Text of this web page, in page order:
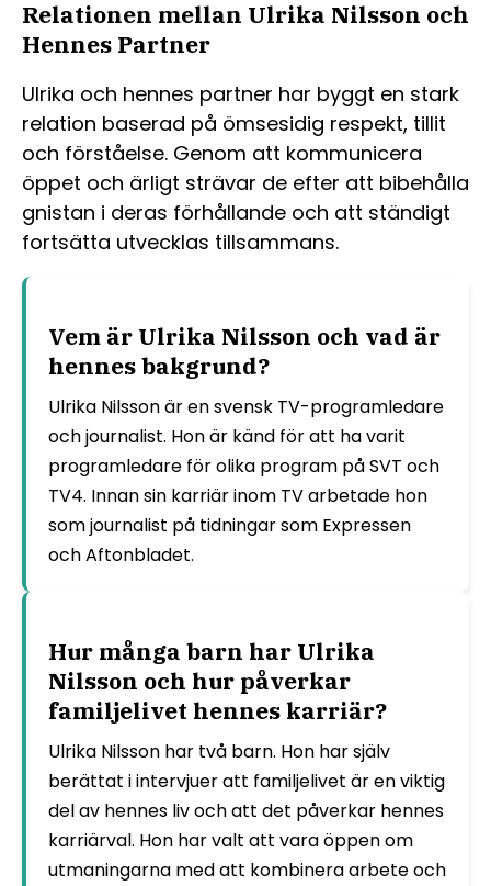
Relationen mellan Ulrika Nilsson och
Hennes Partner
Ulrika och hennes partner har byggt en stark
relation baserad på ömsesidig respekt, tillit
och förståelse. Genom att kommunicera
öppet och ärligt strävar de efter att bibehålla
gnistan i deras förhållande och att ständigt
fortsätta utvecklas tillsammans.
Vem är Ulrika Nilsson och vad är
hennes bakgrund?
Ulrika Nilsson är en svensk TV-programledare
och journalist. Hon är känd för att ha varit
programledare för olika program på SVT och
TV4. Innan sin karriär inom TV arbetade hon
som journalist på tidningar som Expressen
och Aftonbladet.
Hur många barn har Ulrika
Nilsson och hur påverkar
familjelivet hennes karriär?
Ulrika Nilsson har två barn. Hon har själv
berättat i intervjuer att familjelivet är en viktig
del av hennes liv och att det påverkar hennes
karriärval. Hon har valt att vara öppen om
utmaningarna med att kombinera arbete och